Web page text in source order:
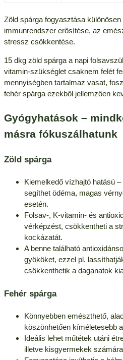
Zöld spárga fogyasztása különösen
immunrendszer erősítése, az
stressz csökkentése.
15 dkg zöld spárga a napi
vitamin-szükséglet csaknem felét
mennyiségben tartalmaz vasat,
fehér spárga ezekből jellemzően
Gyógyhatások –
másra fókuszálhatunk
Zöld spárga
Kiemelkedő vízhajtó hatású
segíthet ödéma, magas
esetén.
Folsav-, K-vitamin- és
vérképzést, csökkentheti a
kockázatát.
A benne található
gyököket, ezzel pl.
csökkenthetik a daganatok
Fehér spárga
Könnyebben emészthető,
köszönhetően kíméletesebb
Ideális lehet műtétek utáni
illetve kisgyermekek